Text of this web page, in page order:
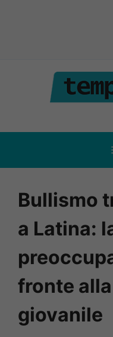
contenuto
Bullismo
a Latina:
fronte
giovanile